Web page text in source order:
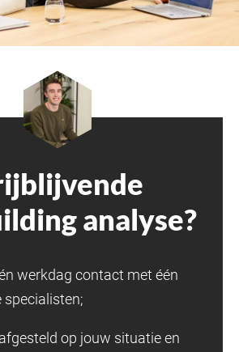
analyse?
werkdag contact met één
specialisten;
op jouw situatie en